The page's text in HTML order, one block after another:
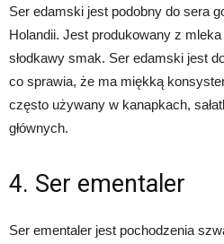
Ser edamski jest podobny do sera
Holandii. Jest produkowany z
słodkawy smak. Ser edamski jest
co sprawia, że ma miękką
często używany w kanapkach,
głównych.
4. Ser ementaler
Ser ementaler jest pochodzenia